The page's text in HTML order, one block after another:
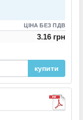
ЦІНА БЕЗ ПДВ
3.16 грн
купити